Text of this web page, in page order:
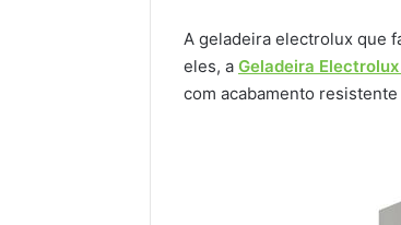
A geladeira electrolux que
eles, a Geladeira
com acabamento